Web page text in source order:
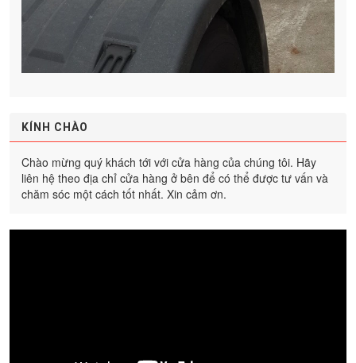
KÍNH CHÀO
Chào mừng quý khách tới với cửa hàng của chúng tôi. Hãy
liên hệ theo địa chỉ cửa hàng ở bên để có thể được tư vấn và
chăm sóc một cách tốt nhất. Xin cảm ơn.